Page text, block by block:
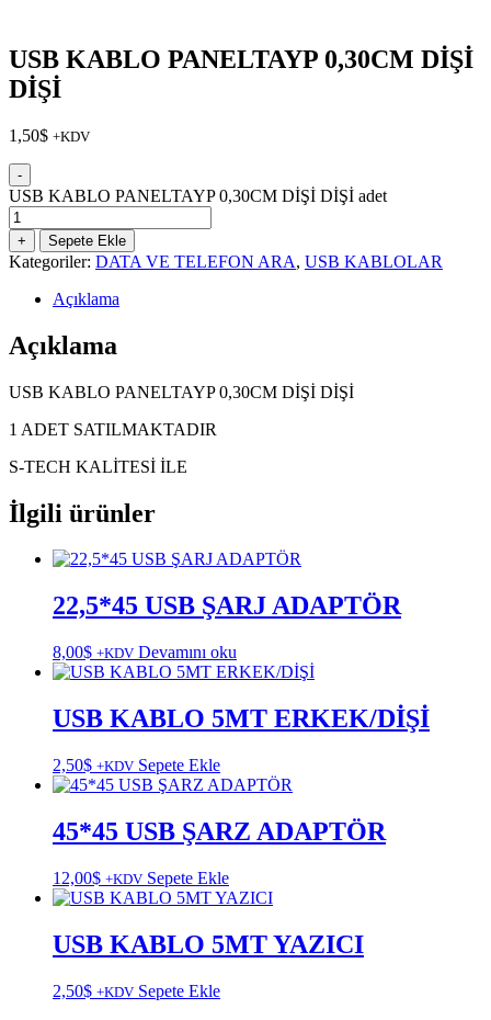
USB KABLO PANELTAYP 0,30CM DİŞİ
DİŞİ
1,50$ +KDV
-
USB KABLO PANELTAYP 0,30CM DİŞİ DİŞİ adet
+ Sepete Ekle
Kategoriler: DATA VE TELEFON ARA, USB KABLOLAR
Açıklama
Açıklama
USB KABLO PANELTAYP 0,30CM DİŞİ DİŞİ
1 ADET SATILMAKTADIR
S-TECH KALİTESİ İLE
İlgili ürünler
22,5*45 USB ŞARJ ADAPTÖR
8,00$ +KDV Devamını oku
USB KABLO 5MT ERKEK/DİŞİ
2,50$ +KDV Sepete Ekle
45*45 USB ŞARZ ADAPTÖR
12,00$ +KDV Sepete Ekle
USB KABLO 5MT YAZICI
2,50$ +KDV Sepete Ekle